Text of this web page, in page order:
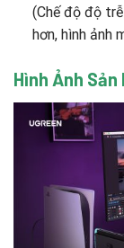
(Chế độ độ
hơn, hình ảnh
Hình Ảnh Sản